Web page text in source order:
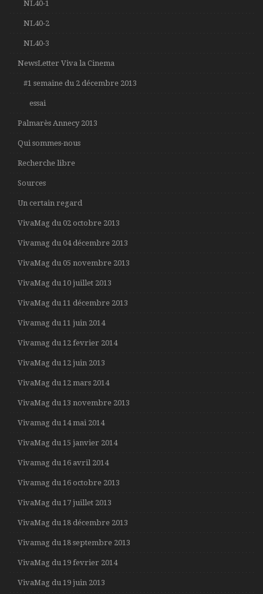
NL40-1
NL40-2
NL40-3
NewsLetter Viva la Cinema
#1 semaine du 2 décembre 2013
essai
Palmarès Annecy 2013
Qui sommes-nous
Recherche libre
Sources
Un certain regard
VivaMag du 02 octobre 2013
Vivamag du 04 décembre 2013
VivaMag du 05 novembre 2013
VivaMag du 10 juillet 2013
VivaMag du 11 décembre 2013
Vivamag du 11 juin 2014
Vivamag du 12 fevrier 2014
VivaMag du 12 juin 2013
VivaMag du 12 mars 2014
VivaMag du 13 novembre 2013
Vivamag du 14 mai 2014
VivaMag du 15 janvier 2014
Vivamag du 16 avril 2014
Vivamag du 16 octobre 2013
VivaMag du 17 juillet 2013
VivaMag du 18 décembre 2013
Vivamag du 18 septembre 2013
VivaMag du 19 fevrier 2014
VivaMag du 19 juin 2013